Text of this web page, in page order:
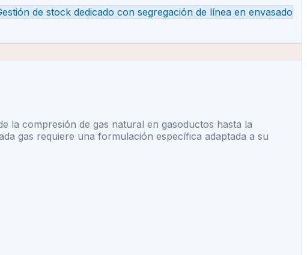
de stock dedicado con segregación de línea en envasado
la compresión de gas natural en gasoductos hasta la
gas requiere una formulación específica adaptada a su